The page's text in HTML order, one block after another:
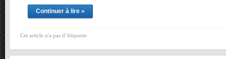
Continuer à lire »
Cet article n'a pas d’étiquette